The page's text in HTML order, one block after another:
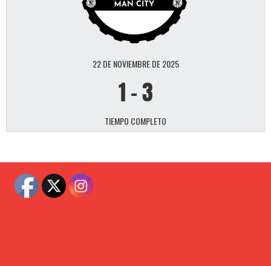
22 DE NOVIEMBRE DE 2025
1-3
TIEMPO COMPLETO